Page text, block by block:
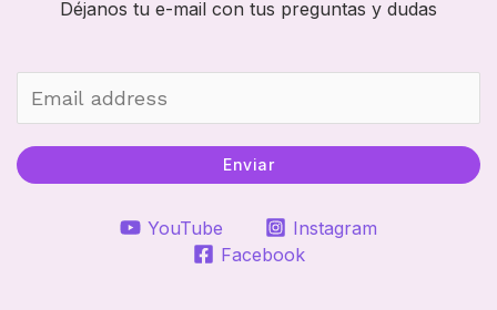
Déjanos tu e-mail con tus preguntas y dudas
Enviar
YouTube
Instagram
Facebook